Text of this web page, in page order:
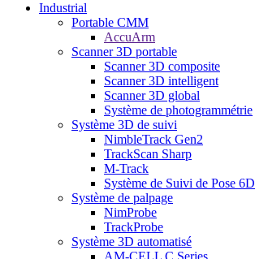
Industrial
Portable CMM
AccuArm
Scanner 3D portable
Scanner 3D composite
Scanner 3D intelligent
Scanner 3D global
Système de photogrammétrie
Système 3D de suivi
NimbleTrack Gen2
TrackScan Sharp
M-Track
Système de Suivi de Pose 6D
Système de palpage
NimProbe
TrackProbe
Système 3D automatisé
AM-CELL C Series